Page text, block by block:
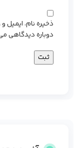
ذخیره نام، ایمیل
دوباره دیدگاهی